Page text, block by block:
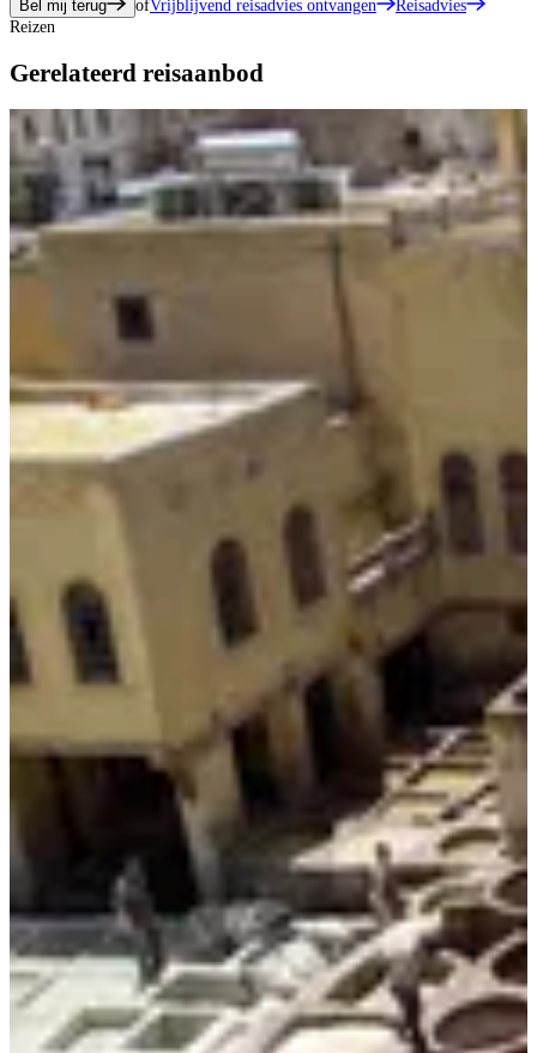
Bel mij terug ofVrijblijvend reisadvies ontvangen
Reisadvies
Reizen
Gerelateerd reisaanbod